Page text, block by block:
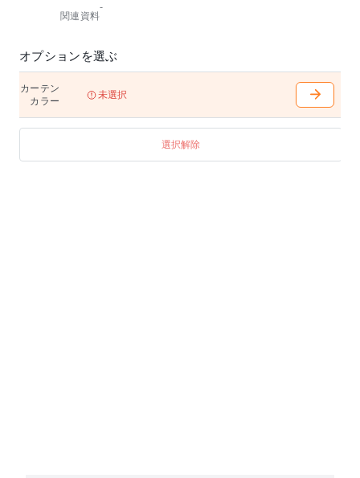
関連資料
-
オプションを選ぶ
カーテン
カラー
未選択
選択解除